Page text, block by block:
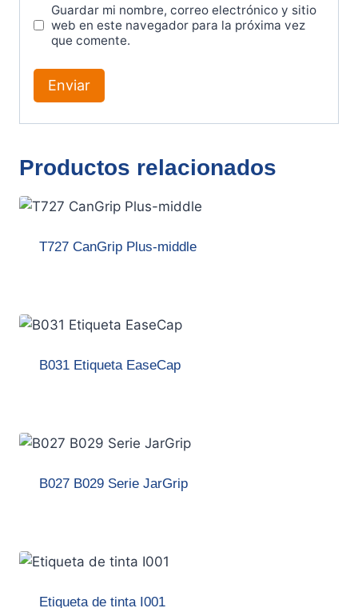
Guardar mi nombre, correo electrónico y sitio
web en este navegador para la próxima vez
que comente.
Productos relacionados
T727 CanGrip Plus-middle
B031 Etiqueta EaseCap
B027 B029 Serie JarGrip
Etiqueta de tinta I001